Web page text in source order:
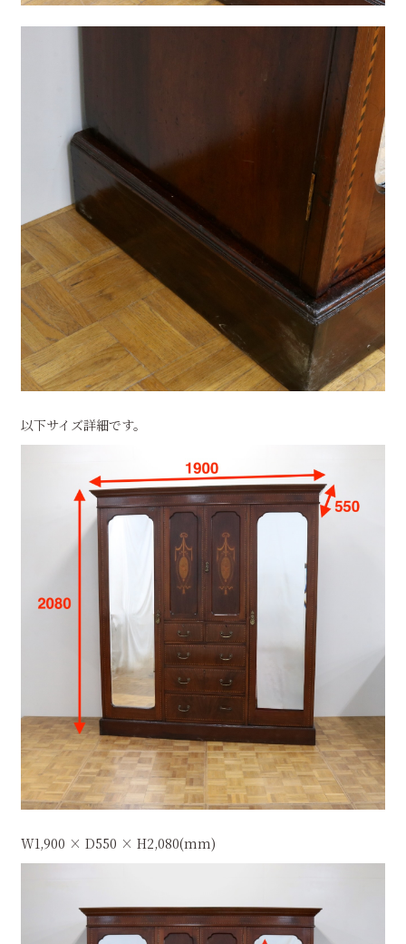
以下サイズ詳細です。
W1,900 × D550 × H2,080(mm)